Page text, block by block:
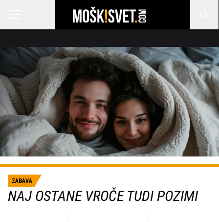
ZABAVA
NAJ OSTANE VROČE TUDI POZIMI